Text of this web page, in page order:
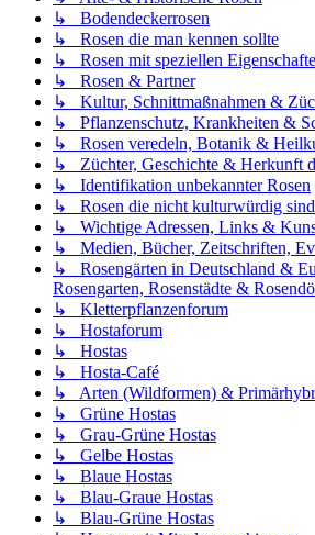
↳ Bodendeckerrosen
↳ Rosen die man kennen sollte
↳ Rosen mit speziellen
↳ Rosen & Partner
↳ Kultur, Schnittmaßnahmen &
↳ Pflanzenschutz, Krankheiten &
↳ Rosen veredeln, Botanik &
↳ Züchter, Geschichte & Herkunft
↳ Identifikation unbekannter Rosen
↳ Rosen die nicht kulturwürdig sind
↳ Wichtige Adressen, Links &
↳ Medien, Bücher, Zeitschriften,
↳ Rosengärten in Deutschland &
Rosengarten, Rosenstädte &
↳ Kletterpflanzenforum
↳ Hostaforum
↳ Hostas
↳ Hosta-Café
↳ Arten (Wildformen) &
↳ Grüne Hostas
↳ Grau-Grüne Hostas
↳ Gelbe Hostas
↳ Blaue Hostas
↳ Blau-Graue Hostas
↳ Blau-Grüne Hostas